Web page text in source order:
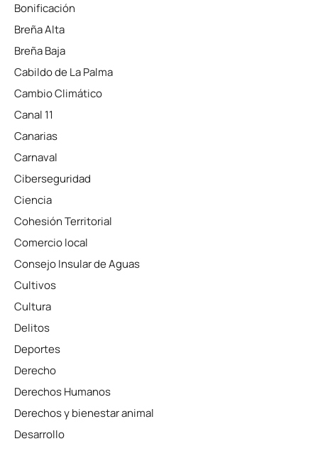
Bonificación
Breña Alta
Breña Baja
Cabildo de La Palma
Cambio Climático
Canal 11
Canarias
Carnaval
Ciberseguridad
Ciencia
Cohesión Territorial
Comercio local
Consejo Insular de Aguas
Cultivos
Cultura
Delitos
Deportes
Derecho
Derechos Humanos
Derechos y bienestar animal
Desarrollo